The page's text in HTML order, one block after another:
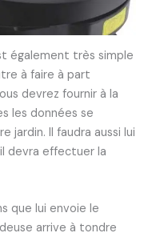
également très simple
à faire à part
devrez fournir à la
les données se
Il faudra aussi lui
devra effectuer la
que lui envoie le
arrive à tondre